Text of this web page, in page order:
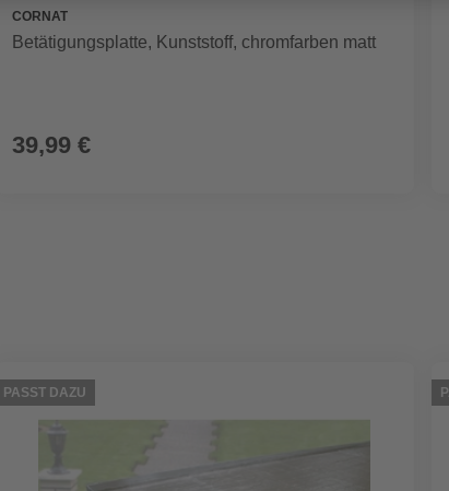
CORNAT
Betätigungsplatte, Kunststoff, chromfarben matt
39,99 €
PASST DAZU